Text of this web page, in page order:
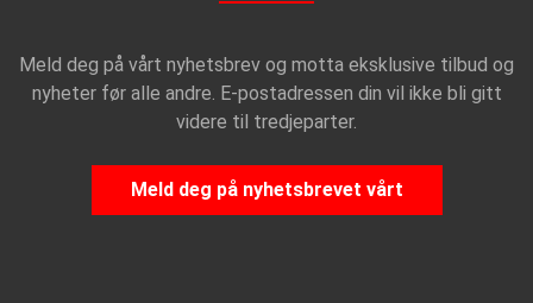
Meld deg på vårt nyhetsbrev og motta eksklusive tilbud og
nyheter før alle andre. E-postadressen din vil ikke bli gitt
videre til tredjeparter.
Meld deg på nyhetsbrevet vårt